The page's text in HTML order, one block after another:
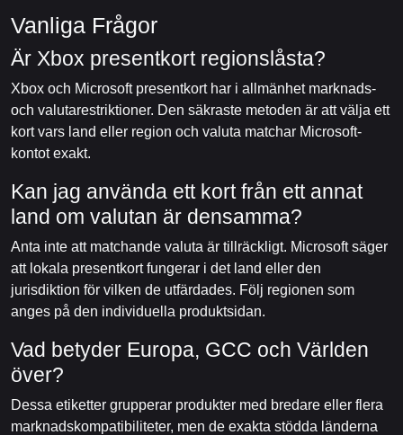
Vanliga Frågor
Är Xbox presentkort regionslåsta?
Xbox och Microsoft presentkort har i allmänhet marknads-
och valutarestriktioner. Den säkraste metoden är att välja ett
kort vars land eller region och valuta matchar Microsoft-
kontot exakt.
Kan jag använda ett kort från ett annat
land om valutan är densamma?
Anta inte att matchande valuta är tillräckligt. Microsoft säger
att lokala presentkort fungerar i det land eller den
jurisdiktion för vilken de utfärdades. Följ regionen som
anges på den individuella produktsidan.
Vad betyder Europa, GCC och Världen
över?
Dessa etiketter grupperar produkter med bredare eller flera
marknadskompatibiliteter, men de exakta stödda länderna